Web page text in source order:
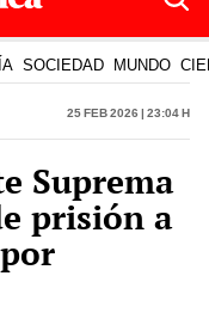
SOCIEDAD MUNDO
25 Feb 2026 | 23:04 h
Suprema
prisión a